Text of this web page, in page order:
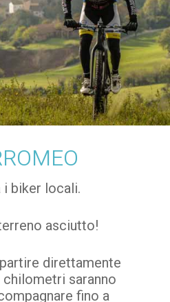
i biker locali.
asciutto!
direttamente
saranno
fino a